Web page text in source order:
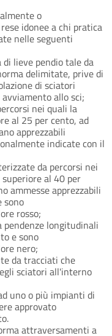
o
idonee a chi pratica
nelle seguenti
lieve pendio tale da
delimitate, prive di
di sciatori
allo sci;
nei quali la
al 25 per cento, ad
apprezzabili
indicate con il
da percorsi nei
al 40 per
ammesse apprezzabili
sono
rosso;
longitudinali
e sono
nero;
da tracciati che
sciatori all'interno
uno o più impianti di
approvato
attraversamenti a